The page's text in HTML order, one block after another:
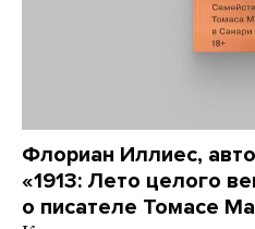
Флориан Иллиес,
«1913: Лето целого
о писателе Томасе